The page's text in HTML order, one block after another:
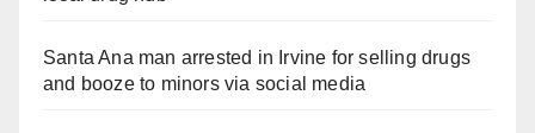
Santa Ana man arrested in Irvine for selling drugs
and booze to minors via social media